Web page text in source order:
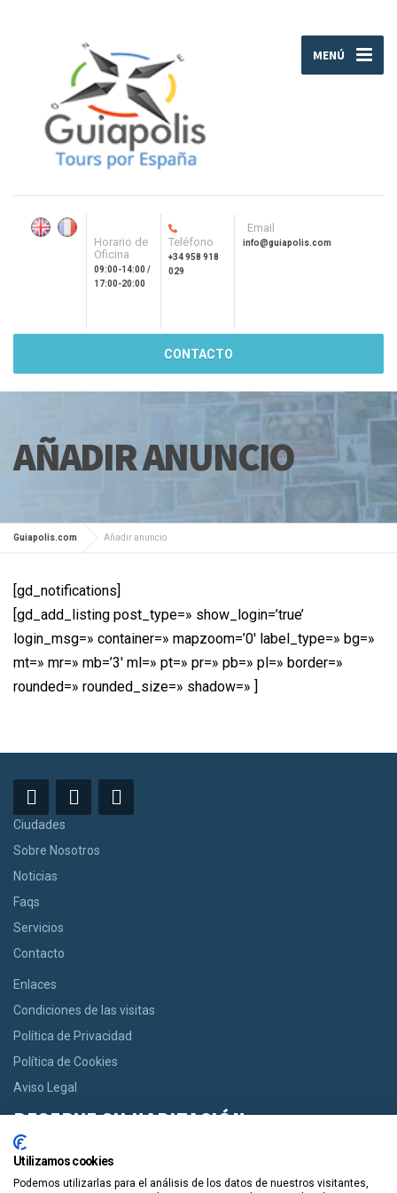
MENÚ
Horario de
Oficina
09:00-14:00 /
17:00-20:00
Teléfono
+34 958 918
029
Email
info@guiapolis.com
CONTACTO
AÑADIR ANUNCIO
Guiapolis.com Añadir anuncio
[gd_notifications]
[gd_add_listing post_type=» show_login=’true’
login_msg=» container=» mapzoom=’0′ label_type=» bg=»
mt=» mr=» mb=’3′ ml=» pt=» pr=» pb=» pl=» border=»
rounded=» rounded_size=» shadow=» ]
Ciudades
Sobre Nosotros
Noticias
Faqs
Servicios
Contacto
Enlaces
Condiciones de las visitas
Política de Privacidad
Política de Cookies
Aviso Legal
RESERVE SU HABITACIÓN
Si usted desea una habitación le ofrecemos la opción de reservar
desde casas acogedoras hasta modernos apartamentos de
Utilizamos cookies
Podemos utilizarlas para el análisis de los datos de nuestros visitantes,